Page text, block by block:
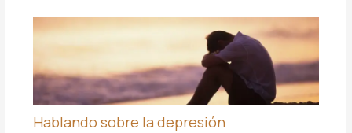
Hablando sobre la depresión